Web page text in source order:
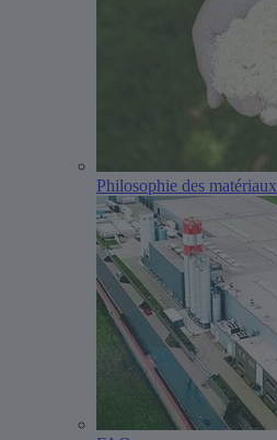
Philosophie des matériaux